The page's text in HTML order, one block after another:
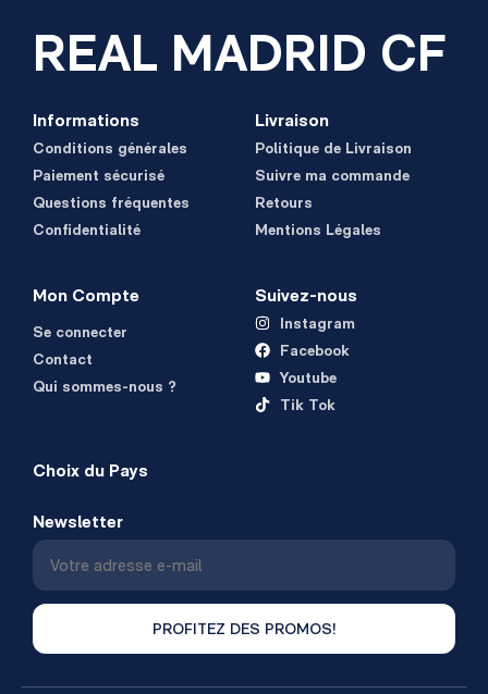
REAL MADRID CF
Informations
Conditions générales
Paiement sécurisé
Questions fréquentes
Confidentialité
Livraison
Politique de Livraison
Suivre ma commande
Retours
Mentions Légales
Mon Compte
Se connecter
Contact
Qui sommes-nous ?
Suivez-nous
Instagram
Facebook
Youtube
Tik Tok
Choix du Pays
Newsletter
PROFITEZ DES PROMOS!